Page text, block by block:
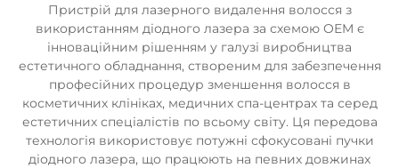
Пристрій для лазерного видалення волосся з
використанням діодного лазера за схемою OEM є
інноваційним рішенням у галузі виробництва
естетичного обладнання, створеним для забезпечення
професійних процедур зменшення волосся в
косметичних клініках, медичних спа-центрах та серед
естетичних спеціалістів по всьому світу. Ця передова
технологія використовує потужні сфокусовані пучки
діодного лазера, що працюють на певних довжинах